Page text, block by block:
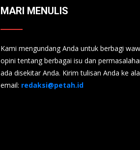
MARI MENULIS
Kami mengundang Anda untuk berbagi
opini tentang berbagai isu dan
ada disekitar Anda. Kirim tulisan Anda ke
email: redaksi@petah.id